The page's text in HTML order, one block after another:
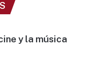
y la música